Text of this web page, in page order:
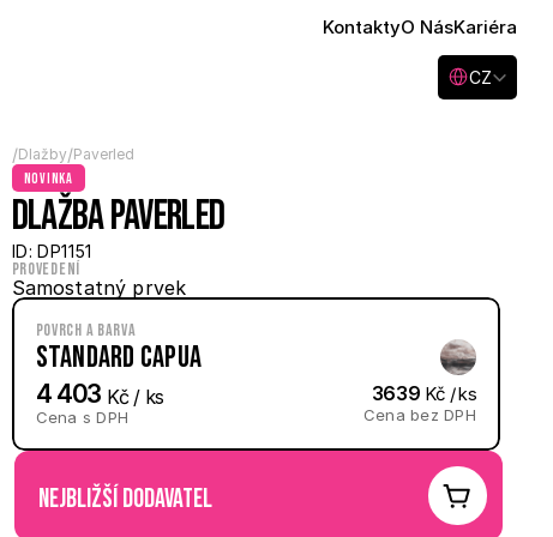
KontaktyO NásKariéra
Select Language
CZ
/Dlažby/Paverled
novinka
Dlažba Paverled
ID: DP1151
Provedení
Samostatný prvek
Povrch a barva
Standard Capua
4 403 Kč / ks
Cena s DPH
3639 Kč / ks
Cena bez DPH
nejbližší dodavatel